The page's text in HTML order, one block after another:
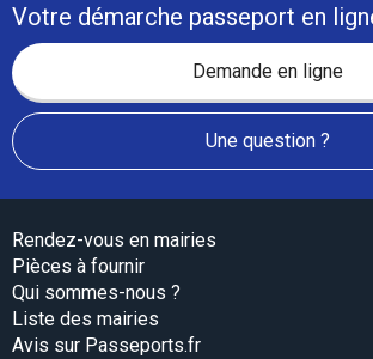
Votre démarche passeport en
Demande en ligne
Une question ?
Rendez-vous en mairies
Pièces à fournir
Qui sommes-nous ?
Liste des mairies
Avis sur Passeports.fr